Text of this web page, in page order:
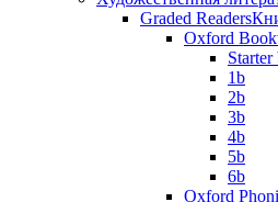
Graded Readers
Oxford
Starter
1b
2b
3b
4b
5b
6b
Oxford